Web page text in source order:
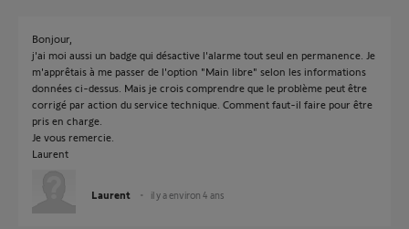
Bonjour,
j'ai moi aussi un badge qui désactive l'alarme tout seul en permanence. Je
m'apprêtais à me passer de l'option "Main libre" selon les informations
données ci-dessus. Mais je crois comprendre que le problème peut être
corrigé par action du service technique. Comment faut-il faire pour être
pris en charge.
Je vous remercie.
Laurent
Laurent il y a environ 4 ans